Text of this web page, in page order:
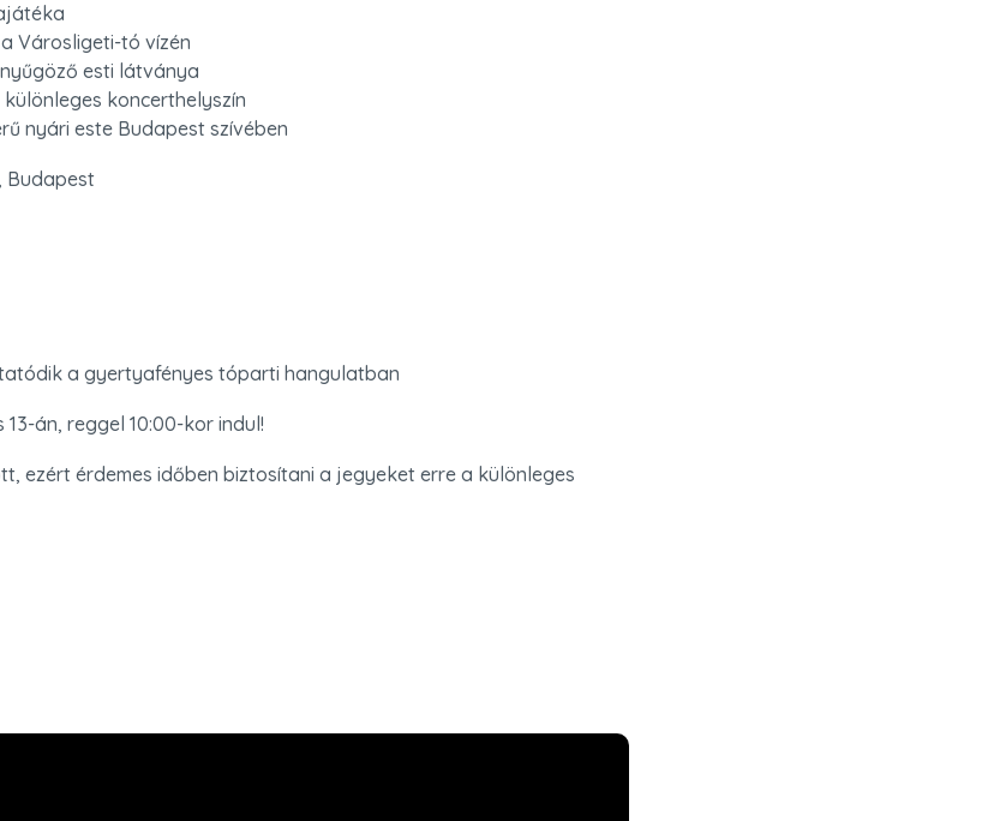
Városligeti-tó vízén
esti látványa
koncerthelyszín
nyári este Budapest szívében
Budapest
a gyertyafényes tóparti hangulatban
án, reggel 10:00-kor indul!
ezért érdemes időben biztosítani a jegyeket erre a különleges